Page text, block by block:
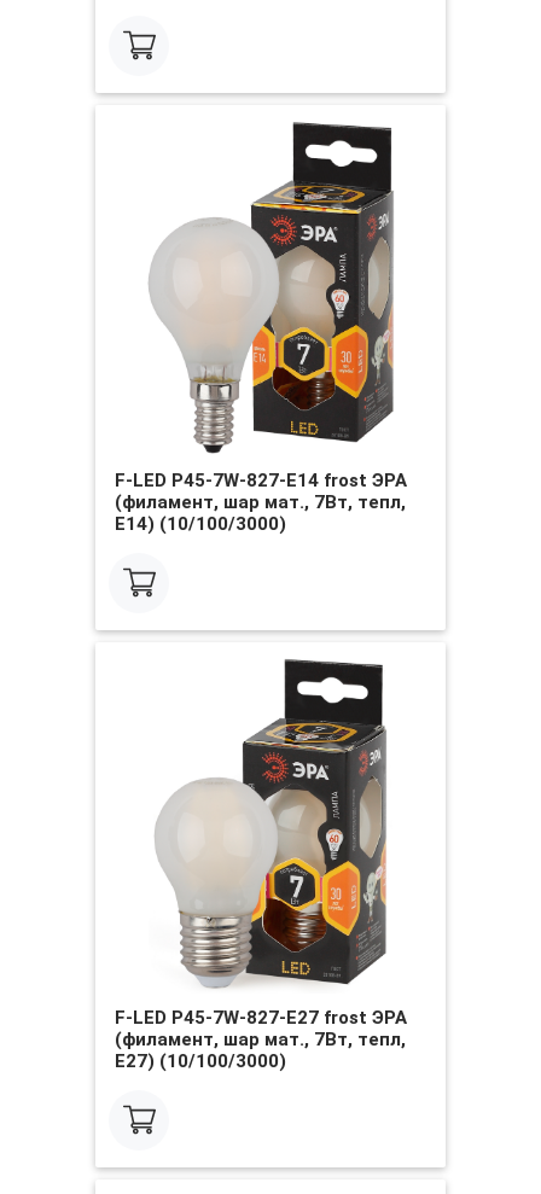
F-LED P45-7W-827-E14 frost ЭРА
(филамент, шар мат., 7Вт, тепл,
E14) (10/100/3000)
F-LED P45-7W-827-E27 frost ЭРА
(филамент, шар мат., 7Вт, тепл,
E27) (10/100/3000)